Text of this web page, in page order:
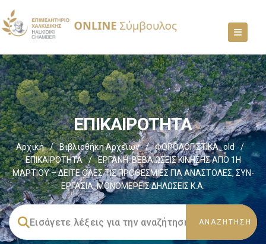
ΕΠΙΚΑΙΡΟΤΗΤΑ
Αρχική / Βιβλιοθήκη Αρχείων / ΦΟΡΟΛΟΓΙΣΤΙΚΑ_old
/
ΕΠΙΚΑΙΡΟΤΗΤΑ
/
ΕΡΓΑΝΗ: ΒΕΒΑΙΩΣΕΙΣ ΚΙΝΗΣΗΣ ΑΠΟ 1Η
ΜΑΡΤΙΟΥ – ΔΕΙΤΕ ΟΛΕΣ ΤΙΣ ΠΡΟΘΕΣΜΙΕΣ ΓΙΑ ΑΝΑΣΤΟΛΕΣ, ΣΥΝ-
ΕΡΓΑΣΙΑ, ΜΟΝΟΜΕΡΕΙΣ ΔΗΛΩΣΕΙΣ Κ.Α.